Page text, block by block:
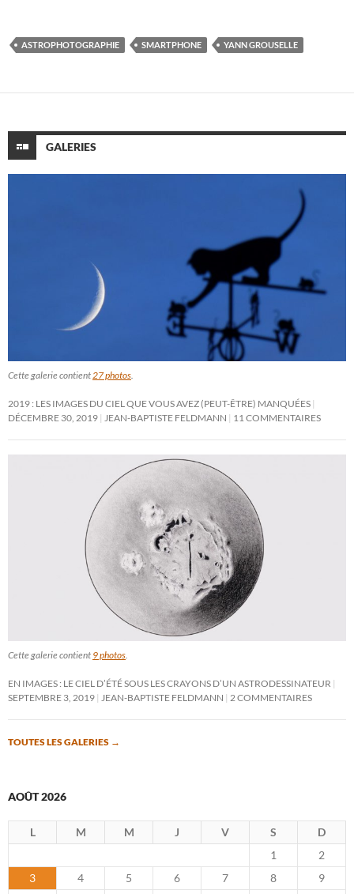
ASTROPHOTOGRAPHIE SMARTPHONE YANN GROUSELLE
GALERIES
Cette galerie contient 27 photos
2019 : LES IMAGES DU CIEL QUE VOUS AVEZ (PEUT-ÊTRE) MANQUÉES
DÉCEMBRE 30, 2019
JEAN-BAPTISTE FELDMANN 11 COMMENTAIRES
Cette galerie contient 9 photos.
EN IMAGES : LE CIEL D’ÉTÉ SOUS LES CRAYONS D’UN ASTRODESSINATEUR
SEPTEMBRE 3, 2019 JEAN-BAPTISTE FELDMANN 2 COMMENTAIRES
TOUTES LES GALERIES →
AOÛT 2026
L M M J V S
D
1
2
3
4 5 6 7 8 9